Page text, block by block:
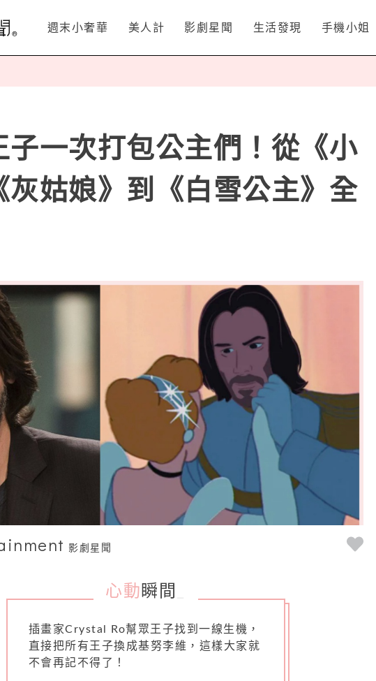
週末小奢華 美人計 影劇星聞 生活發現 手機小姐
子一次打包公主們！從《小
灰姑娘》到《白雪公主》全
影劇星聞
心動 瞬間
插畫家Crystal Ro幫眾王子找到一線生機，
直接把所有王子換成基努李維，這樣大家就
不會再記不得了！